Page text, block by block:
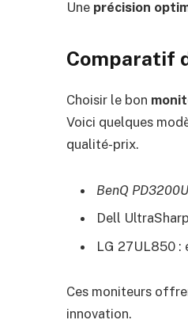
Une précision
Comparatif
Choisir le bon
Voici quelques
qualité-prix.
BenQ PD3200U
Dell
LG 27UL850 :
Ces moniteurs
innovation.